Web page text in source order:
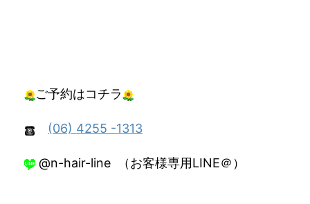
ご予約はコチラ
(06) 4255 -1313
@n-hair-line （お客様専用LINE＠）